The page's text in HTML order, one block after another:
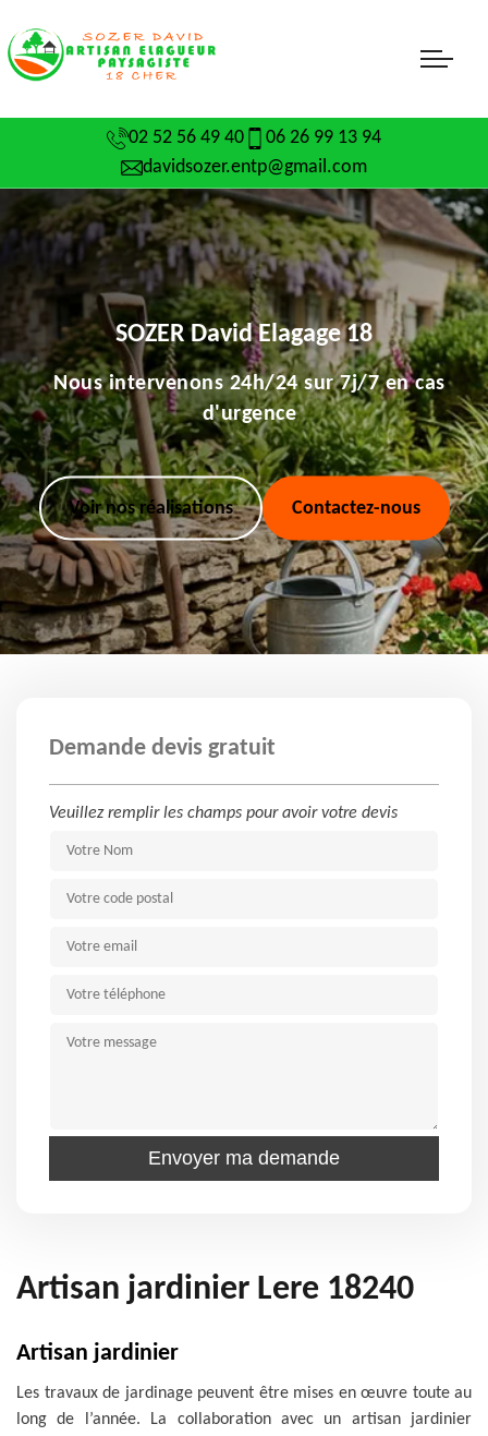
02 52 56 49 40
06 26 99 13 94
davidsozer.entp@gmail.com
SOZER David Elagage 18
Nous intervenons 24h/24 sur 7j/7 en cas
d'urgence
Voir nos réalisations Contactez-nous
Demande devis gratuit
Veuillez remplir les champs pour avoir votre devis
Artisan jardinier Lere 18240
Artisan jardinier
Les travaux de jardinage peuvent être mises en œuvre toute au
long de l’année. La collaboration avec un artisan jardinier